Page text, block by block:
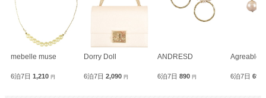
mebelle muse
6泊7日 1,210 円
Dorry Doll
6泊7日2,090円
ANDRESD
6泊7日 890 円
Agreable
6泊7日 690